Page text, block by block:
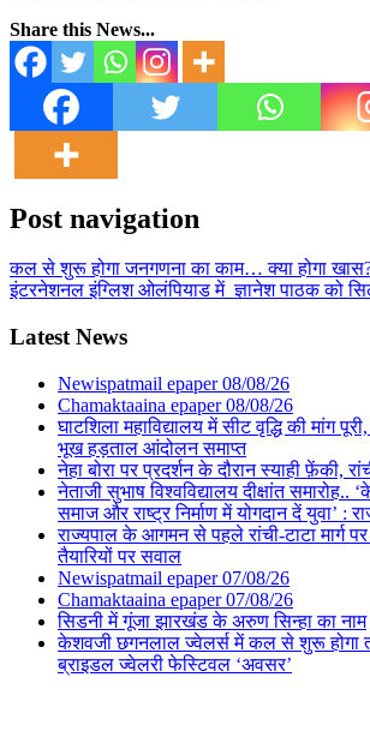
Share this News...
Post navigation
कल से शुरू होगा जनगणना का काम… क्या होगा
इंटरनेशनल इंग्लिश ओलंपियाड में ज्ञानेश पाठक को
Latest News
Newispatmail epaper 08/08/26
Chamaktaaina epaper 08/08/26
घाटशिला महाविद्यालय में सीट वृद्धि की मांग
भूख हड़ताल आंदोलन समाप्त
नेहा बोरा पर प्रदर्शन के दौरान स्याही फ़ेंकी,
नेताजी सुभाष विश्वविद्यालय दीक्षांत समारोह..
समाज और राष्ट्र निर्माण में योगदान दें युवा’ :
राज्यपाल के आगमन से पहले रांची-टाटा मार्ग
तैयारियों पर सवाल
Newispatmail epaper 07/08/26
Chamaktaaina epaper 07/08/26
सिडनी में गूंजा झारखंड के अरुण सिन्हा का नाम
केशवजी छगनलाल ज्वेलर्स में कल से शुरू होगा
ब्राइडल ज्वेलरी फेस्टिवल ‘अवसर’